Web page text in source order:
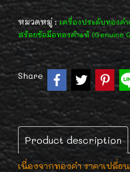
หมวดหมู่ : เครื่องประดับทองค
สร้อยข้อมือทองคำแท้ (Genuine
Share
Product description
เนื่องจากทองคำ ราคาเปลี่